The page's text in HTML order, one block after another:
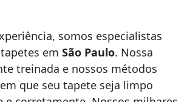
somos especialistas
em São Paulo. Nossa
treinada e nossos métodos
que seu tapete seja limpo